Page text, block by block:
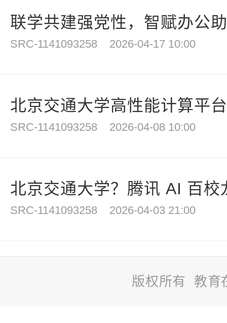
联学共建强党性，智赋办公
SRC-1141093258 2026-04-17 10:00
北京交通大学高性能计算平
SRC-1141093258 2026-04-08 10:00
北京交通大学？腾讯 AI 百校
SRC-1141093258 2026-04-03 21:00
版权所有 教育